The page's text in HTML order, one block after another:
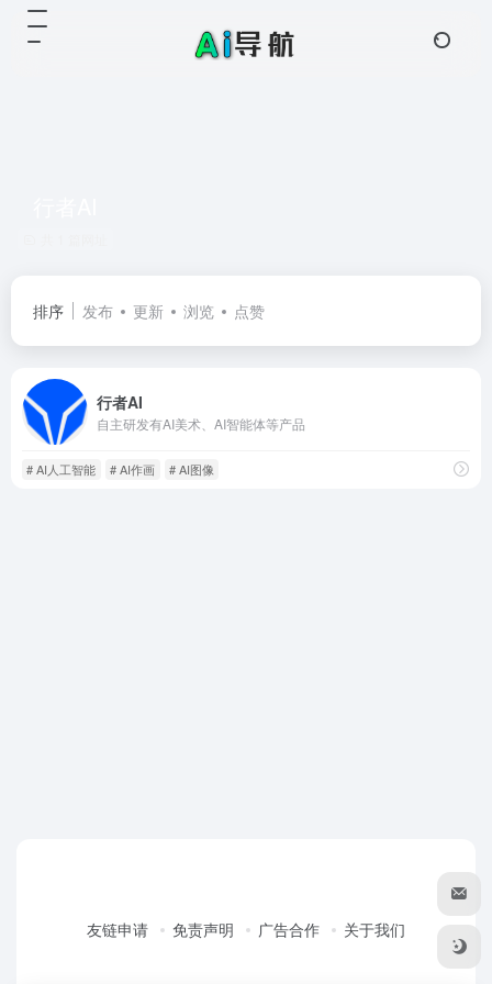
排序 发布 更新 浏览 点赞
行者AI
自主研发有AI美术、AI智能体等产品
# AI人工智能 # AI作画 # AI图像
友链申请 免责声明 广告合作 关于我们